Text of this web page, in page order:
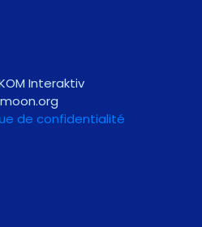
Interaktiv
de confidentialité